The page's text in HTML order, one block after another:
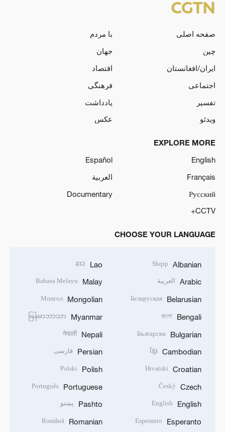
صفحه اصلی
با مردم
چین
جهان
ایران/افغانستان
اقتصاد
اجتماعی
فرهنگی
تفسیر
یادداشت
ویدئو
عکس
EXPLORE MORE
English
Español
Français
العربية
Русский
Documentary
CCTV+
CHOOSE YOUR LANGUAGE
Albanian
Shqip
Arabic العربية
Belarusian
Беларуская
Bengali
বাংলা
Bulgarian
Български
Cambodian
ខ្មែរ
Croatian
Hrvatski
Czech
Český
English
English
Esperanto
Esperanto
Lao
ລາວ
Malay
Bahasa Melayu
Mongolian
Монгол
Myanmar
မြန်မာဘာသာ
Nepali
नेपाली
Persian فارسی
Polish
Polski
Portuguese
Português
Pashto پښتو
Romanian
Română